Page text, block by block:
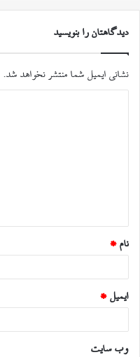
دیدگاهتان را بنویسید
نشانی ایمیل شما منتشر نخواهد شد.
*
نام *
ایمیل *
وب‌ سایت